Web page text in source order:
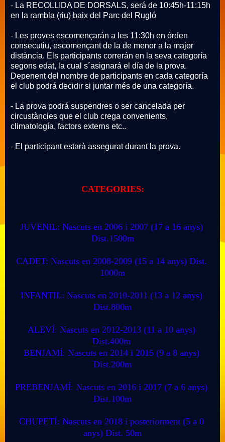
- La RECOLLIDA DE DORSALS, será de 10:45h-11:15h
en la rambla (riu) baix del Parc del Rugló
- Les proves escomençarán a les 11:30h en órden
consecutiu, escomençant de la de menor a la major
distància. Els participants correrán en la seva categoría
segons edat, la cual s´asignará el día de la prova.
Depenent del nombre de participants en cada categoría
el club podrá decidir si juntar més de una categoría.
- La prova podrá suspendres o ser cancelada per
circustàncies que el club crega convenients,
climatología, factors externs etc..
- El participant estarà assegurat durant la prova.
CATEGORIES:
JUVENIL: Nascuts en 2006 i 2007 (17 a 16 anys)
Dist.1500m
CADET: Nascuts en 2008-2009 (15 a 14 anys) Dist.
1000m
INFANTIL: Nascuts en 2010-2011 (13 a 12 anys)
Dist.800m
ALEVÍ: Nascuts en 2012-2013 (11 a 10 anys)
Dist.400m
BENJAMÍ: Nascuts en 2014 i 2015 (9 a 8 anys)
Dist.200m
Dist.100m
CHUPETÍ: Nascuts en 2018 i posteriorment (5 a 0
anys) Dist. 50m